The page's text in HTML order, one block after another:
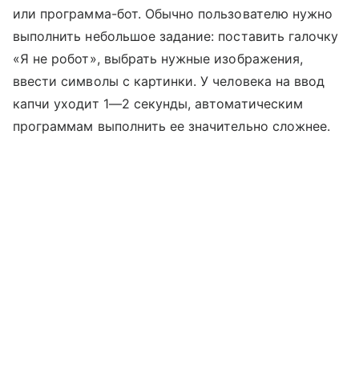
или программа-бот. Обычно пользователю нужно
выполнить небольшое задание: поставить галочку
«Я не робот», выбрать нужные изображения,
ввести символы с картинки. У человека на ввод
капчи уходит 1—2 секунды, автоматическим
программам выполнить ее значительно сложнее.